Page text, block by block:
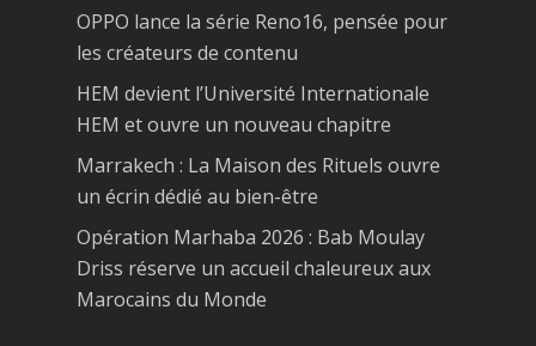
OPPO lance la série Reno16, pensée pour
les créateurs de contenu
HEM devient l’Université Internationale
HEM et ouvre un nouveau chapitre
Marrakech : La Maison des Rituels ouvre
un écrin dédié au bien-être
Opération Marhaba 2026 : Bab Moulay
Driss réserve un accueil chaleureux aux
Marocains du Monde